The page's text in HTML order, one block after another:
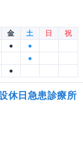
金 土 日
祝
●
●
●
●
休日急患診療所